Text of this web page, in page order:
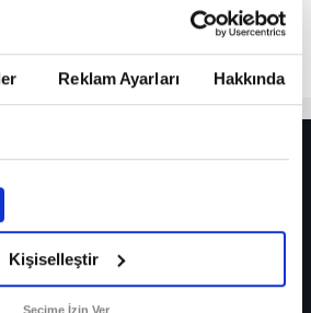
Reklam Ayarları Hakkında
Kişiselleştir
Seçime İzin Ver
ihtimali! Devre arasında gelmişti
Mason Greenwood için olay sözler!
Thiago Almada!